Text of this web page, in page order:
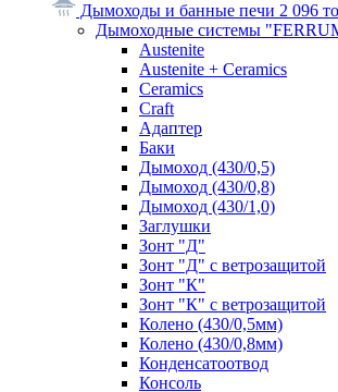
Дымоходы и банные печи 2 096
Дымоходные системы
Austenite
Austenite + Ceramics
Ceramics
Craft
Адаптер
Баки
Дымоход (430/0,5)
Дымоход (430/0,8)
Дымоход (430/1,0)
Заглушки
Зонт "Д"
Зонт "Д" с ветрозащитой
Зонт "К"
Зонт "К" с ветрозащитой
Колено (430/0,5мм)
Колено (430/0,8мм)
Конденсатоотвод
Консоль